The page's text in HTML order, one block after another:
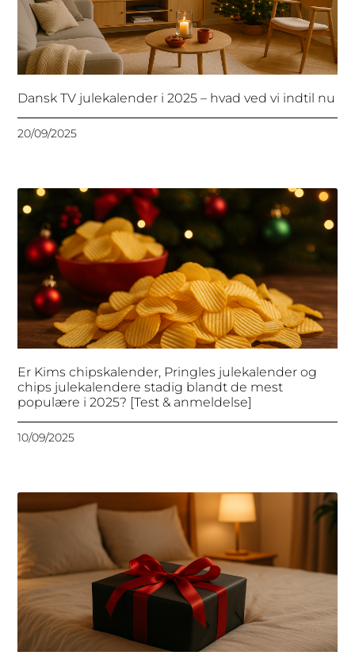
Dansk TV julekalender i 2025 – hvad ved vi indtil nu
20/09/2025
Er Kims chipskalender, Pringles julekalender og
chips julekalendere stadig blandt de mest
populære i 2025? [Test & anmeldelse]
10/09/2025